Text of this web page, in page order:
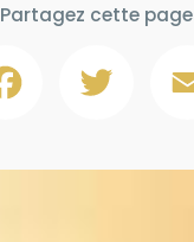
Partagez cette page